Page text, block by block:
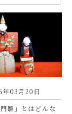
年03月20日
門雛」とはどんな